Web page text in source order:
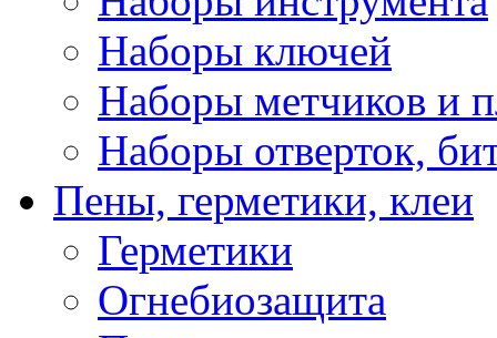
Наборы ключей
Наборы метчиков и
Наборы отверток,
Пены, герметики, клеи
Герметики
Огнебиозащита